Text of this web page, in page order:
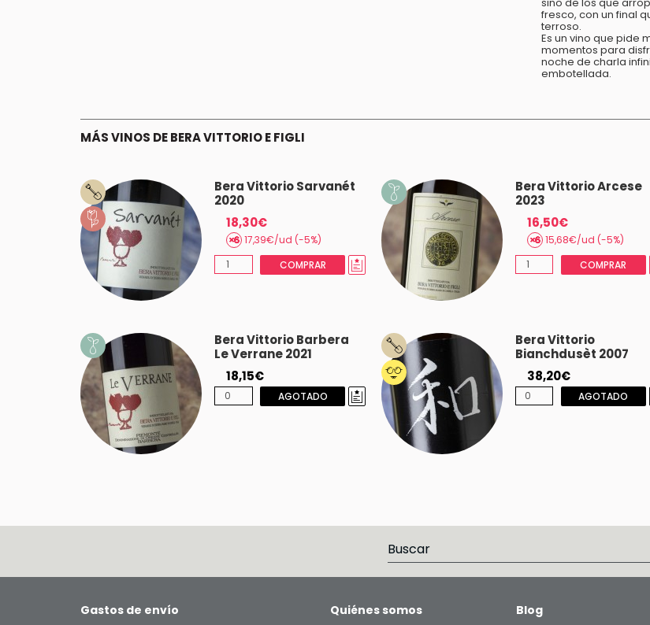
fresco, con un final
terroso.
Es un vino que pide
momentos para
noche de charla
embotellada.
MÁS VINOS DE BERA VITTORIO E FIGLI
Bera Vittorio Sarvanét
2020
18,30€
17,39€/ud (-5%)
COMPRAR
Bera Vittorio Arcese
2023
16,50€
15,68€/ud (-5%)
COMPRAR
Bera Vittorio Barbera
Le Verrane 2021
18,15€
AGOTADO
Bera Vittorio
Bianchdusèt 2007
38,20€
AGOTADO
Gastos de envío Quiénes somos Blog